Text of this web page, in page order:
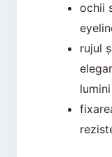
ochii
rujul